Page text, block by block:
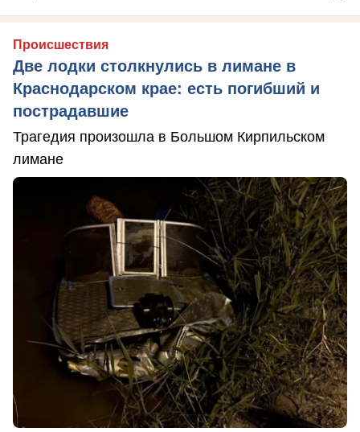
Происшествия
Две лодки столкнулись в лимане в
Краснодарском крае: есть погибший и
пострадавшие
Трагедия произошла в Большом Кирпильском
лимане